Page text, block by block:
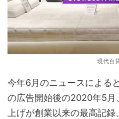
現代百
今年6月のニュースによる
の広告開始後の2020年5月
上げが創業以来の最高記